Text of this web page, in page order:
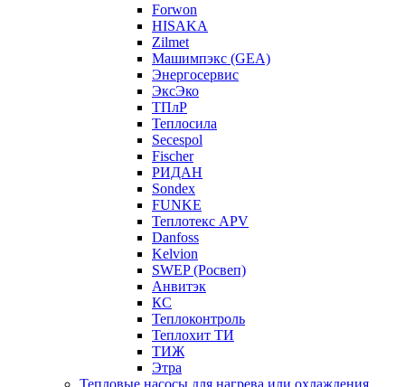
Forwon
HISAKA
Zilmet
Машимпэкс (GEA)
Энергосервис
ЭксЭко
ТПлР
Теплосила
Secespol
Fischer
РИДАН
Sondex
FUNKE
Теплотекс APV
Danfoss
Kelvion
SWEP (Росвеп)
Анвитэк
КС
Теплоконтроль
Теплохит ТИ
ТИЖ
Этра
Тепловые насосы для нагрева или охлаждения